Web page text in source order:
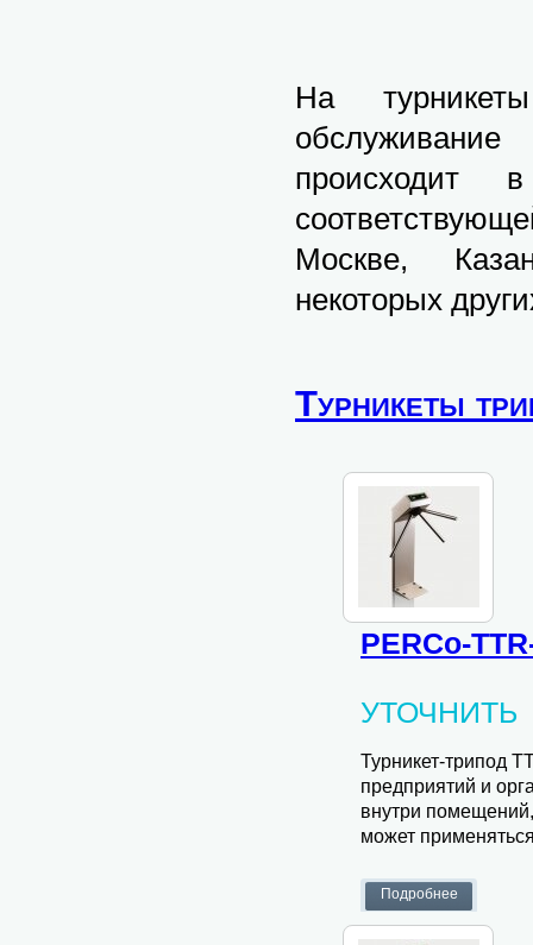
На
происходит
Москве,
некоторых
Турникеты
PERCo-
УТОЧНИТЬ
Турникет-трипод
предприятий и
внутри
может